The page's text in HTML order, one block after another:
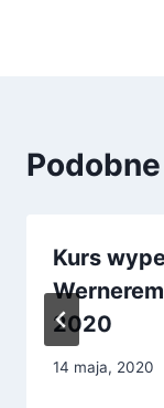
Kurs
2020
14 maja, 2020